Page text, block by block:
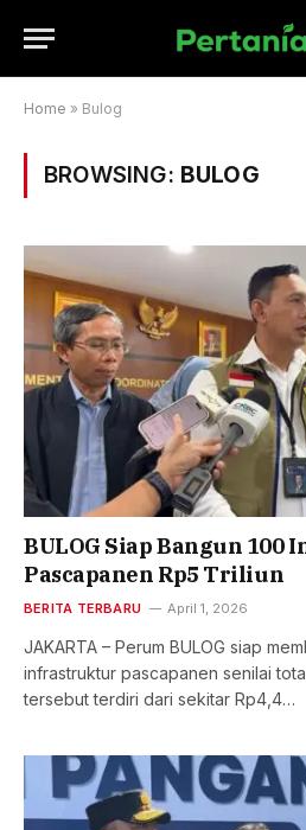
Home » Bulog
BROWSING: BULOG
BULOG Siap Bangun
Pascapanen Rp5 Triliun
BERITA TERBARU April 1, 2026
JAKARTA – Perum BULOG siap
infrastruktur pascapanen senilai
tersebut terdiri dari sekitar Rp4,4…